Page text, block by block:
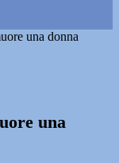
una donna
una